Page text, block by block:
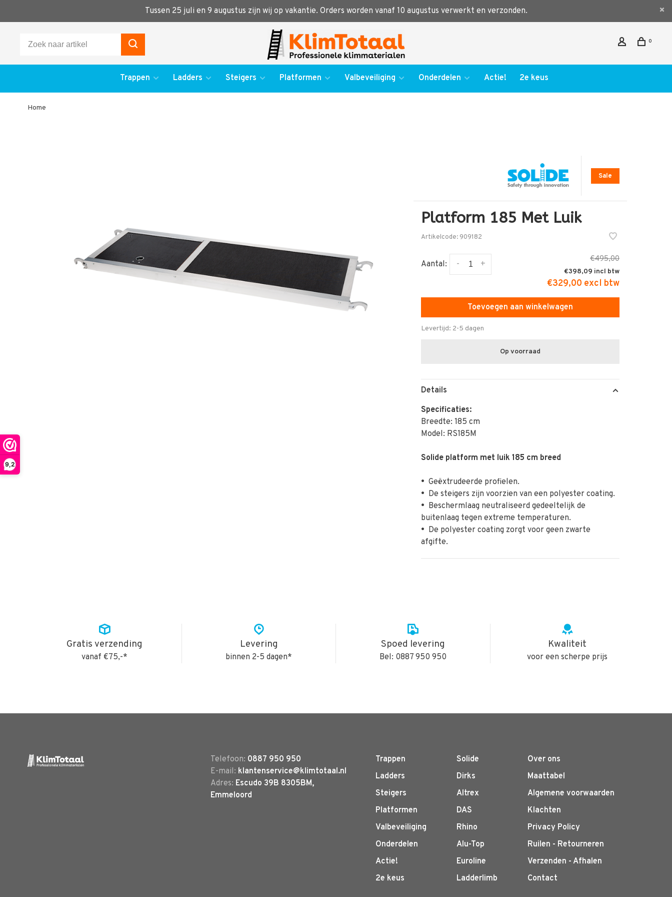
9,2
Tussen 25 juli en 9 augustus zijn wij op vakantie. Orders worden vanaf 10 augustus verwerkt en verzonden.
0
Trappen Ladders Steigers Platformen Valbeveiliging Onderdelen Actie! 2e keus
Home
Sale
Platform 185 Met Luik
Artikelcode: 909182
Aantal: +
-
€495,00
€398,09
€329,00 excl btw
Toevoegen aan winkelwagen
Levertijd: 2-5 dagen
Op voorraad
Details
Specificaties:
Breedte: 185 cm
Model: RS185M
Solide platform met luik 185 cm breed
• Geëxtrudeerde profielen.
• De steigers zijn voorzien van een polyester coating.
• Beschermlaag neutraliseerd gedeeltelijk de
buitenlaag tegen extreme temperaturen.
• De polyester coating zorgt voor geen zwarte
afgifte.
Gratis verzending
vanaf €75,-*
Levering
binnen 2-5 dagen*
Spoed levering
Bel: 0887 950 950
Kwaliteit
voor een scherpe prijs
Telefoon: 0887 950 950
E-mail: klantenservice@klimtotaal.nl
Adres: Escudo 39B 8305BM,
Emmeloord
Trappen
Ladders
Steigers
Platformen
Valbeveiliging
Onderdelen
Actie!
2e keus
Solide
Dirks
Altrex
DAS
Rhino
Alu-Top
Euroline
Ladderlimb
Over ons
Maattabel
Algemene voorwaarden
Klachten
Privacy Policy
Ruilen - Retourneren
Verzenden - Afhalen
Contact